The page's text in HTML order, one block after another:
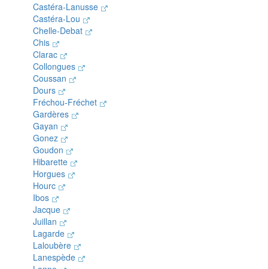
Castéra-Lanusse
Castéra-Lou
Chelle-Debat
Chis
Clarac
Collongues
Coussan
Dours
Fréchou-Fréchet
Gardères
Gayan
Gonez
Goudon
Hibarette
Horgues
Hourc
Ibos
Jacque
Juillan
Lagarde
Laloubère
Lanespède